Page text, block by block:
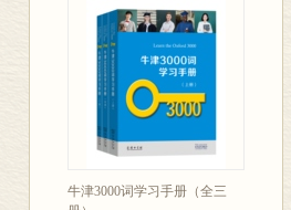
牛津3000词学习手册（全三